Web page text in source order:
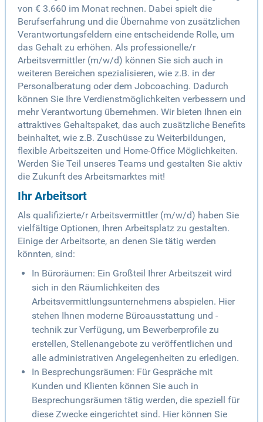
von € 3.660 im Monat rechnen. Dabei spielt die
Berufserfahrung und die Übernahme von zusätzlichen
Verantwortungsfeldern eine entscheidende Rolle, um
das Gehalt zu erhöhen. Als professionelle/r
Arbeitsvermittler (m/w/d) können Sie sich auch in
weiteren Bereichen spezialisieren, wie z.B. in der
Personalberatung oder dem Jobcoaching. Dadurch
können Sie Ihre Verdienstmöglichkeiten verbessern und
mehr Verantwortung übernehmen. Wir bieten Ihnen ein
attraktives Gehaltspaket, das auch zusätzliche Benefits
beinhaltet, wie z.B. Zuschüsse zu Weiterbildungen,
flexible Arbeitszeiten und Home-Office Möglichkeiten.
Werden Sie Teil unseres Teams und gestalten Sie aktiv
die Zukunft des Arbeitsmarktes mit!
Ihr Arbeitsort
Als qualifizierte/r Arbeitsvermittler (m/w/d) haben Sie
vielfältige Optionen, Ihren Arbeitsplatz zu gestalten.
Einige der Arbeitsorte, an denen Sie tätig werden
könnten, sind:
In Büroräumen: Ein Großteil Ihrer Arbeitszeit wird
sich in den Räumlichkeiten des
Arbeitsvermittlungsunternehmens abspielen. Hier
stehen Ihnen moderne Büroausstattung und -
technik zur Verfügung, um Bewerberprofile zu
erstellen, Stellenangebote zu veröffentlichen und
alle administrativen Angelegenheiten zu erledigen.
In Besprechungsräumen: Für Gespräche mit
Kunden und Klienten können Sie auch in
Besprechungsräumen tätig werden, die speziell für
diese Zwecke eingerichtet sind. Hier können Sie